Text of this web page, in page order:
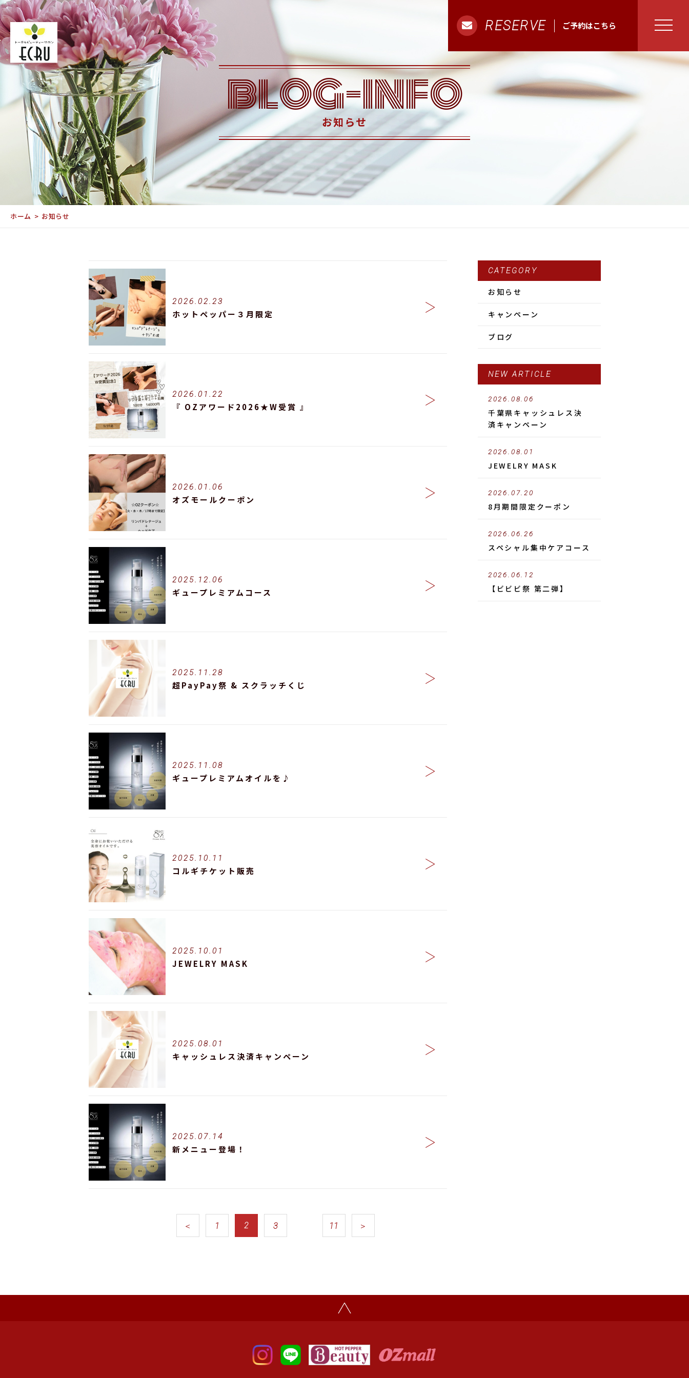
RESERVE ご予約はこちら
BLOG-INFO
お知らせ
ホーム お知らせ
2026.02.23
ホットペッパー３月限定
2026.01.22
『 OZアワード2026★W受賞 』
2026.01.06
オズモールクーポン
2025.12.06
ギュープレミアムコース
2025.11.28
超PayPay祭 & スクラッチくじ
2025.11.08
ギュープレミアムオイルを♪
2025.10.11
コルギチケット販売
2025.10.01
JEWELRY MASK
2025.08.01
キャッシュレス決済キャンペーン
2025.07.14
新メニュー登場！
＜ 1 2 3 11 ＞
CATEGORY
お知らせ
キャンペーン
ブログ
NEW ARTICLE
2026.08.06
千葉県キャッシュレス決
済キャンペーン
2026.08.01
JEWELRY MASK
2026.07.20
8月期間限定クーポン
2026.06.26
スペシャル集中ケアコース
2026.06.12
【ビビビ祭 第二弾】